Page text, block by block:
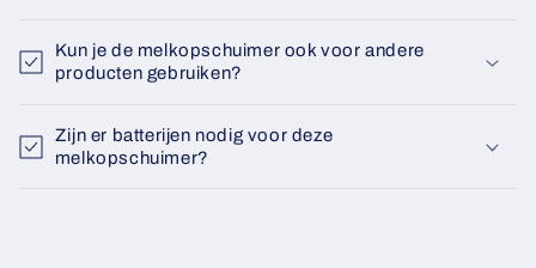
Kun je de melkopschuimer ook voor andere
producten gebruiken?
Zijn er batterijen nodig voor deze
melkopschuimer?